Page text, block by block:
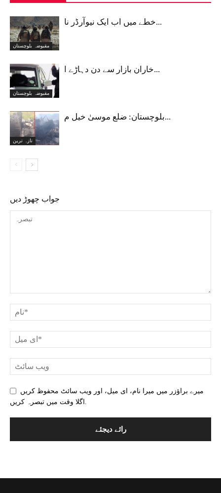
مقبوضہ بلوچستان
خطے میں اب ایک نیوآرڈر نا...
مقبوضہ بلوچستان
خاران بازار سے دن دہاڑے ا...
تازہ ترین
بلوچستان: ضلع موسیٰ خیل م...
جواب چھوڑ دیں
میرے براؤزر میں میرا نام، ای میل، اور ویب سائٹ محفوظ کریں
اگلا وقت میں تبصرہ کریں.